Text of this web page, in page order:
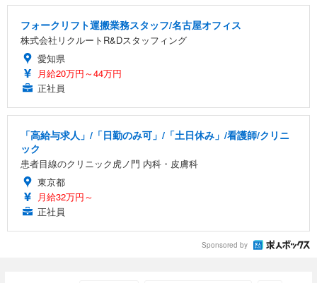
フォークリフト運搬業務スタッフ/名古屋オフィス
株式会社リクルートR&Dスタッフィング
愛知県
月給20万円～44万円
正社員
「高給与求人」/「日勤のみ可」/「土日休み」/看護師/クリニ
ック
患者目線のクリニック虎ノ門 内科・皮膚科
東京都
月給32万円～
正社員
Sponsored by